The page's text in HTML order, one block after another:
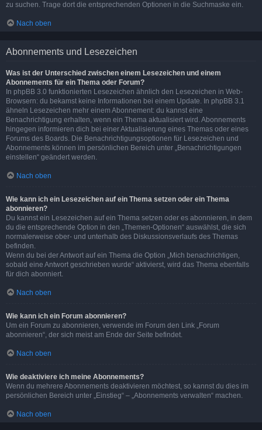
zu suchen. Trage dort die entsprechenden Optionen in die Suchmaske ein.
Nach oben
Abonnements und Lesezeichen
Was ist der Unterschied zwischen einem Lesezeichen und einem
Abonnements für ein Thema oder Forum?
In phpBB 3.0 funktionierten Lesezeichen ähnlich den Lesezeichen in Web-
Browsern: du bekamst keine Informationen bei einem Update. In phpBB 3.1
ähneln Lesezeichen mehr einem Abonnement: du kannst eine
Benachrichtigung erhalten, wenn ein Thema aktualisiert wird. Abonnements
hingegen informieren dich bei einer Aktualisierung eines Themas oder eines
Forums des Boards. Die Benachrichtigungsoptionen für Lesezeichen und
Abonnements können im persönlichen Bereich unter „Benachrichtigungen
einstellen“ geändert werden.
Nach oben
Wie kann ich ein Lesezeichen auf ein Thema setzen oder ein Thema
abonnieren?
Du kannst ein Lesezeichen auf ein Thema setzen oder es abonnieren, in dem
du die entsprechende Option in den „Themen-Optionen“ auswählst, die sich
normalerweise ober- und unterhalb des Diskussionsverlaufs des Themas
befinden.
Wenn du bei der Antwort auf ein Thema die Option „Mich benachrichtigen,
sobald eine Antwort geschrieben wurde“ aktivierst, wird das Thema ebenfalls
für dich abonniert.
Nach oben
Wie kann ich ein Forum abonnieren?
Um ein Forum zu abonnieren, verwende im Forum den Link „Forum
abonnieren“, der sich meist am Ende der Seite befindet.
Nach oben
Wie deaktiviere ich meine Abonnements?
Wenn du mehrere Abonnements deaktivieren möchtest, so kannst du dies im
persönlichen Bereich unter „Einstieg“ – „Abonnements verwalten“ machen.
Nach oben